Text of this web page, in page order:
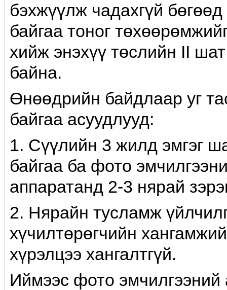
бэхжүүлж чадахгүй
байгаа тоног
хийж энэхүү төслийн II
байна.
Өнөөдрийн байдлаар уг
байгаа асуудлууд:
1. Сүүлийн 3 жилд эмгэг
байгаа ба фото
аппаратанд 2-3 нярай
2. Нярайн тусламж
хүчилтөрөгчийн
хүрэлцээ хангалтгүй.
Иймээс фото эмчилгээний